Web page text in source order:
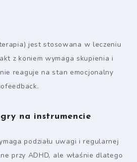
jest stosowana w leczeniu
z koniem wymaga skupienia i
reaguje na stan emocjonalny
na instrumencie
podziału uwagi i regularnej
przy ADHD, ale właśnie dlatego